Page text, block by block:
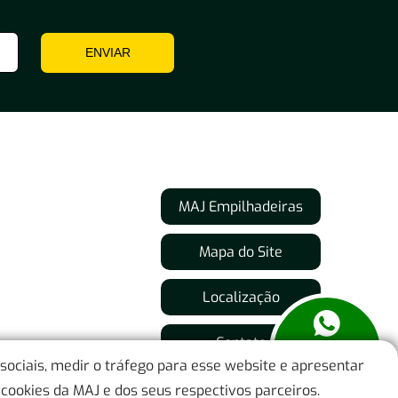
Empilhadeiras por tipos de Pneu
Inclinação de Uso de Empilhadeiras
Empilhadeiras para Terrenos com Rampa
Empilhadeiras para Terreno Plano
Ambientes de Uso de Empilhadeiras
Locação de Empilhadeiras para Uso
Interno
ENVIAR
MAJ Empilhadeiras
Mapa do Site
Localização
Contato
medir o tráfego para esse website e apresentar
da MAJ e dos seus respectivos parceiros.